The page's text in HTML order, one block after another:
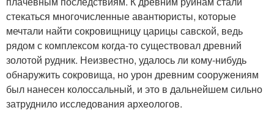
стекаться многочисленные авантюристы, которые
мечтали найти сокровищницу царицы савской, ведь
рядом с комплексом когда-то существовал древний
золотой рудник. Неизвестно, удалось ли кому-нибудь
обнаружить сокровища, но урон древним сооружениям
был нанесен колоссальный, и это в дальнейшем сильно
затруднило исследования археологов.